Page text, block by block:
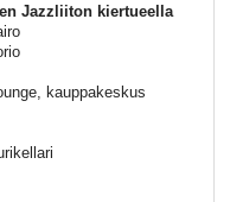
Jazzliiton kiertueella
kauppakeskus